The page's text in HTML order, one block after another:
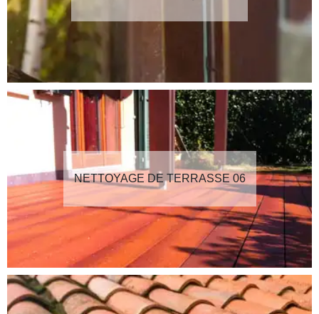
NETTOYAGE DE TERRASSE 06